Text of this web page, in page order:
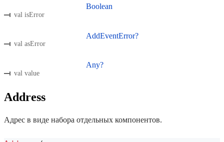
val isError
Boolean
val asError
AddEventError?
val value
Any?
Address
Адрес в виде набора отдельных компонентов.